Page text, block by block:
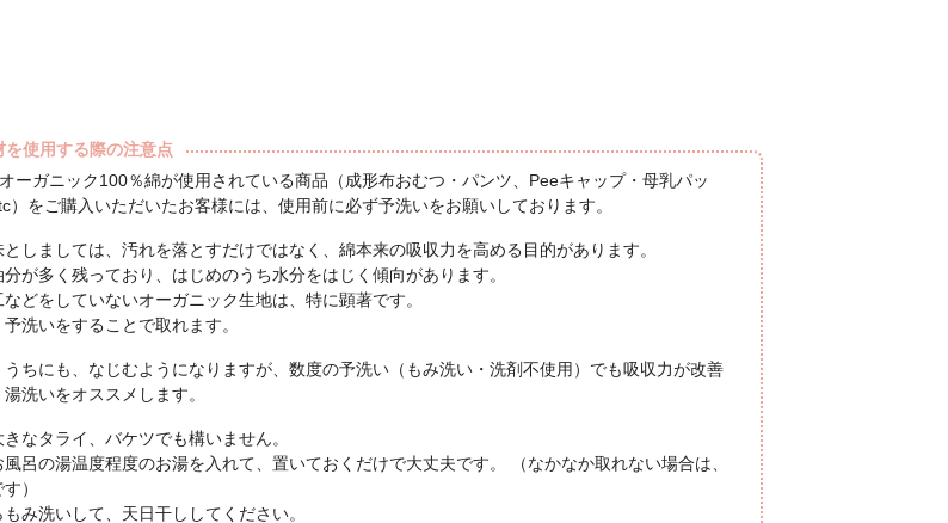
を使用する際の注意点
ーガニック100％綿が使用されている商品（成形布おむつ・パンツ、Peeキャップ・母乳パッ
）をご購入いただいたお客様には、使用前に必ず予洗いをお願いしております。
しましては、汚れを落とすだけではなく、綿本来の吸収力を高める目的があります。
が多く残っており、はじめのうち水分をはじく傾向があります。
どをしていないオーガニック生地は、特に顕著です。
洗いをすることで取れます。
ちにも、なじむようになりますが、数度の予洗い（もみ洗い・洗剤不使用）でも吸収力が改善
洗いをオススメします。
なタライ、バケツでも構いません。
呂の湯温度程度のお湯を入れて、置いておくだけで大丈夫です。 （なかなか取れない場合は、
）
み洗いして、天日干ししてください。